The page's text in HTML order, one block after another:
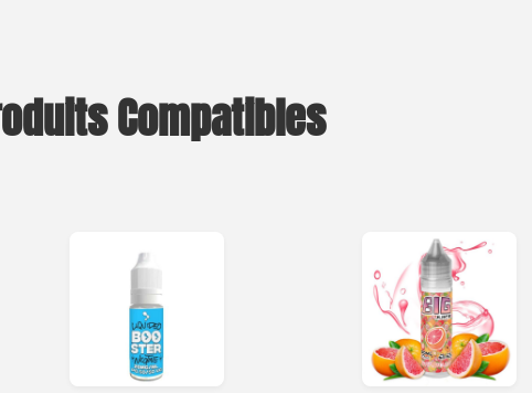
Compatibles